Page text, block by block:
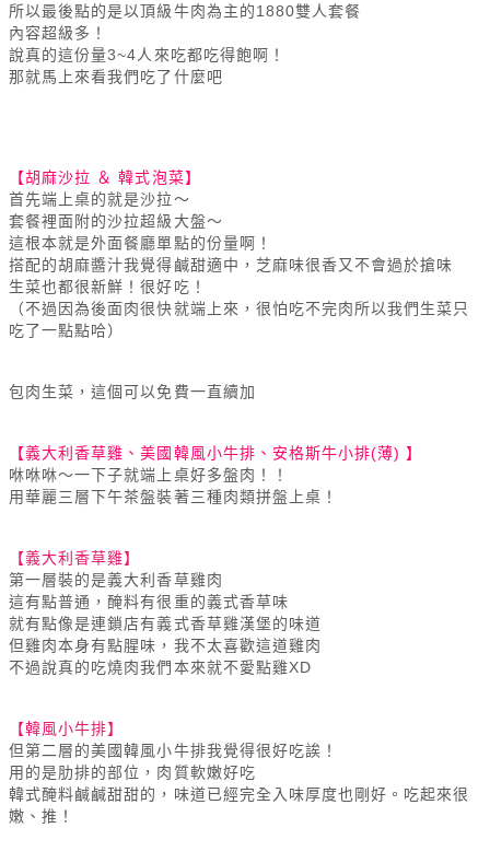
所以最後點的是以頂級牛肉為主的1880雙人套餐
內容超級多！
說真的這份量3~4人來吃都吃得飽啊！
那就馬上來看我們吃了什麼吧
【胡麻沙拉 ＆ 韓式泡菜】
首先端上桌的就是沙拉～
套餐裡面附的沙拉超級大盤～
這根本就是外面餐廳單點的份量啊！
搭配的胡麻醬汁我覺得鹹甜適中，芝麻味很香又不會過於搶味
生菜也都很新鮮！很好吃！
（不過因為後面肉很快就端上來，很怕吃不完肉所以我們生菜只
吃了一點點哈）
包肉生菜，這個可以免費一直續加
【義大利香草雞、美國韓風小牛排、安格斯牛小排(薄) 】
咻咻咻～一下子就端上桌好多盤肉！！
用華麗三層下午茶盤裝著三種肉類拼盤上桌！
【義大利香草雞】
第一層裝的是義大利香草雞肉
這有點普通，醃料有很重的義式香草味
就有點像是連鎖店有義式香草雞漢堡的味道
但雞肉本身有點腥味，我不太喜歡這道雞肉
不過說真的吃燒肉我們本來就不愛點雞XD
【韓風小牛排】
但第二層的美國韓風小牛排我覺得很好吃誒！
用的是肋排的部位，肉質軟嫩好吃
韓式醃料鹹鹹甜甜的，味道已經完全入味厚度也剛好。吃起來很
嫩、推！